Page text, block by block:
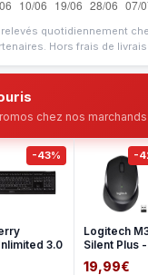
quotidiennement
Hors frais de
chez nos marchands
-43%
3.0
-
Logitech
Silent Plus -
Black
19,99€